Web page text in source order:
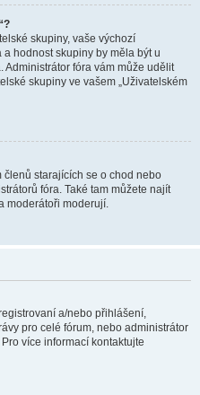
skupiny, vaše výchozí
hodnost skupiny by měla být u
fóra vám může udělit
skupiny ve vašem „Uživatelském
členů starajících se o chod nebo
fóra. Také tam můžete najít
moderátoři moderují.
a/nebo přihlášení,
pro celé fórum, nebo administrátor
více informací kontaktujte